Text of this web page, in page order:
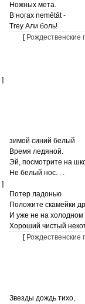
]
Ножных мета.
В ногах nemētāt -
Trey Али боль!
[ Рождественские
]
зимой синий белый
Время ледяной.
Эй, посмотрите на
Не белый нос. . .
Потер ладонью
Положите скамейки
И уже не на холодном
Хороший чистый
[ Рождественские
Звезды дождь тихо,